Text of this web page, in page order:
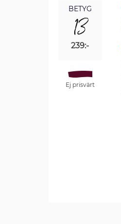
BETYG
13
239:-
Ej prisvärt